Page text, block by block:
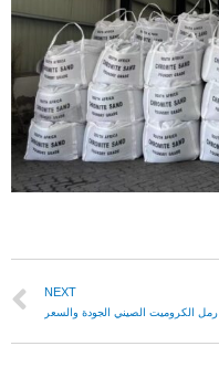
NEXT
رمل الكروميت الصيني الجودة والسعر